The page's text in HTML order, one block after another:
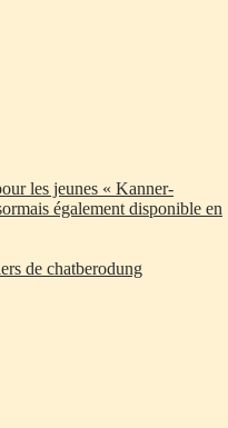
les jeunes « Kanner-
également disponible en
de chatberodung